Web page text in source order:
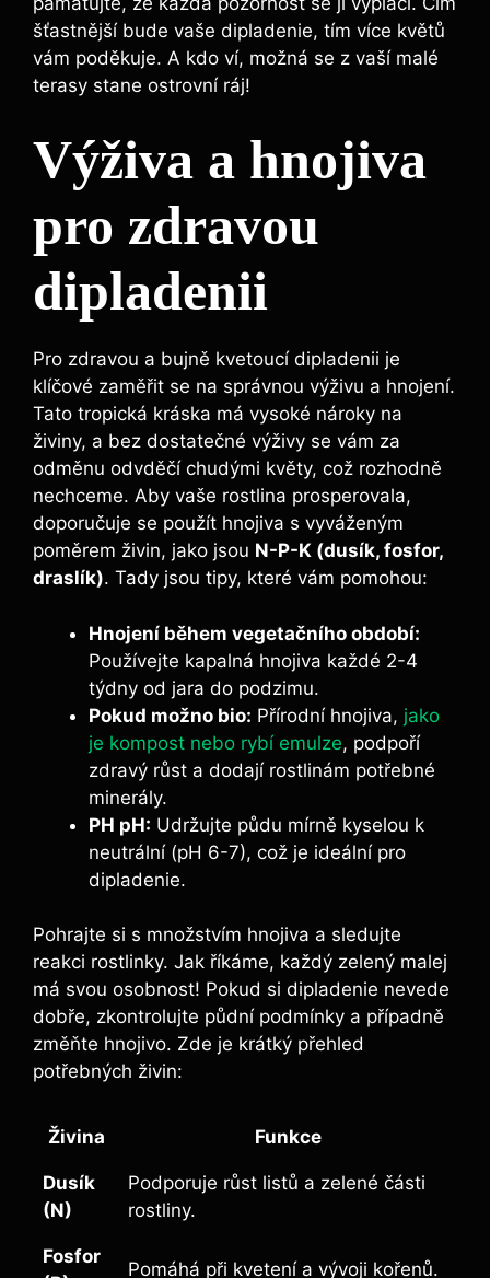
šťastnější bude vaše dipladenie, tím více květů
vám poděkuje. A kdo ví, možná se z vaší malé
terasy stane ostrovní ráj!
Výživa a hnojiva
pro zdravou
dipladenii
Pro zdravou a bujně kvetoucí dipladenii je
klíčové zaměřit se na správnou výživu a hnojení.
Tato tropická kráska má vysoké nároky na
živiny, a bez dostatečné výživy se vám za
odměnu odvděčí chudými květy, což rozhodně
nechceme. Aby vaše rostlina prosperovala,
doporučuje se použít hnojiva s vyváženým
poměrem živin, jako jsou N-P-K (dusík, fosfor,
draslík). Tady jsou tipy, které vám pomohou:
Hnojení během vegetačního období:
Používejte kapalná hnojiva každé 2-4
týdny od jara do podzimu.
Pokud možno bio: Přírodní hnojiva, jako
je kompost nebo rybí emulze, podpoří
zdravý růst a dodají rostlinám potřebné
minerály.
PH pH: Udržujte půdu mírně kyselou k
neutrální (pH 6-7), což je ideální pro
dipladenie.
Pohrajte si s množstvím hnojiva a sledujte
reakci rostlinky. Jak říkáme, každý zelený malej
má svou osobnost! Pokud si dipladenie nevede
dobře, zkontrolujte půdní podmínky a případně
změňte hnojivo. Zde je krátký přehled
potřebných živin:
Živina Funkce
Dusík
(N)
Podporuje růst listů a zelené části
rostliny.
Fosfor
Pomáhá při kvetení a vývoji kořenů.